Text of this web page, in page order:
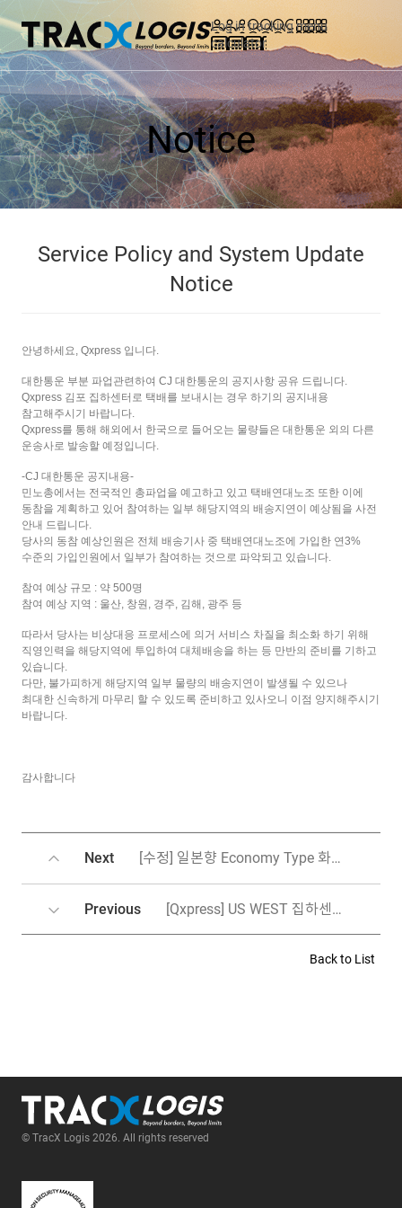
Log in tracking menu
calculator
Notice
Service Policy and System Update
Notice
안녕하세요, Qxpress 입니다.
대한통운 부분 파업관련하여 CJ 대한통운의 공지사항 공유 드립니다.
Qxpress 김포 집하센터로 택배를 보내시는 경우 하기의 공지내용
참고해주시기
바랍니다.
Qxpress를 통해 해외에서 한국으로 들어오는 물량들은 대한통운 외의 다른
운송사로 발송할 예정입니다.
-CJ 대한통운 공지내용-
민노총에서는 전국적인 총파업을 예고하고 있고 택배연대노조 또한 이에
동참을 계획하고 있어 참여하는 일부 해당지역의 배송지연이 예상됨을 사전
안내 드립니다.
당사의 동참 예상인원은 전체 배송기사 중 택배연대노조에 가입한 연3%
수준의 가입인원에서 일부가 참여하는 것으로 파악되고 있습니다.
참여 예상 규모 : 약 500명
참여 예상 지역 : 울산, 창원 , 경주, 김해 , 광주 등
따라서 당사는 비상대응 프로세스에 의거 서비스 차질을 최소화 하기
위해
직영인력을 해당지역에 투입하여 대체배송을 하는 등 만반의 준비를 기하고
있습니다.
다만, 불가피하게 해당지역 일부 물량의 배송지연이 발생될 수 있으나
최대한 신속하게 마무리 할 수 있도록 준비하고 있사오니 이점 양지해주시기
바랍니다.
감사합니다
Next [수정] 일본향 Economy Type 화물 배송 중단 공지
Previous [Qxpress] US WEST 집하센터_ 배대지 및 WMS 이용 신청 안내
Back to List
© TracX Logis 2026. All rights reserved